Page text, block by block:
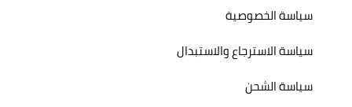
سياسة الخصوصية
سياسة الاسترجاع والاستبدال
سياسة الشحن